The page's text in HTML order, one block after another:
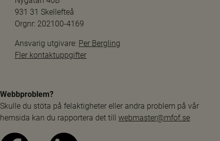
931 31 Skellefteå
Orgnr: 202100-4169
Ansvarig utgivare: Per Bergling
Fler kontaktuppgifter
Webbproblem?
Skulle du stöta på felaktigheter eller andra problem på vår
hemsida kan du rapportera det till webmaster@mfof.se